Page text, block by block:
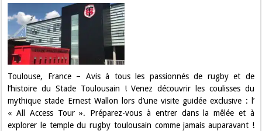
Toulousain
avec
l’
« All
Tour »
!
Toulouse, France – Avis à tous les passionnés de rugby et de
l’histoire du Stade Toulousain ! Venez découvrir les coulisses du
mythique stade Ernest Wallon lors d’une visite guidée exclusive : l’
« All Access Tour ». Préparez-vous à entrer dans la mêlée et à
explorer le temple du rugby toulousain comme jamais auparavant !